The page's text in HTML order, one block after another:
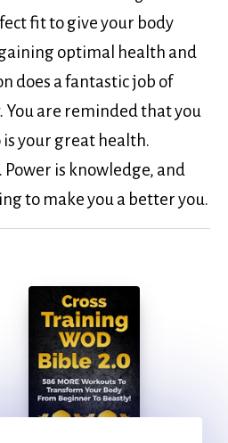
fit to give your body
optimal health and
does a fantastic job of
You are reminded that you
your great health.
Power is knowledge, and
to make you a better you.